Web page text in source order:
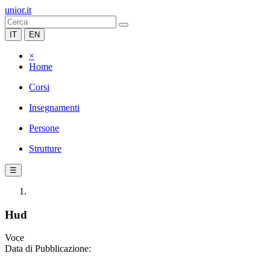
unior.it
IT EN
×
Home
Corsi
Insegnamenti
Persone
Strutture
☰
Hud
Voce
Data di Pubblicazione: